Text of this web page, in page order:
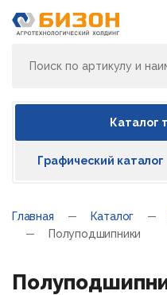
Каталог
Графический каталог
Главная Каталог
Полуподшипники